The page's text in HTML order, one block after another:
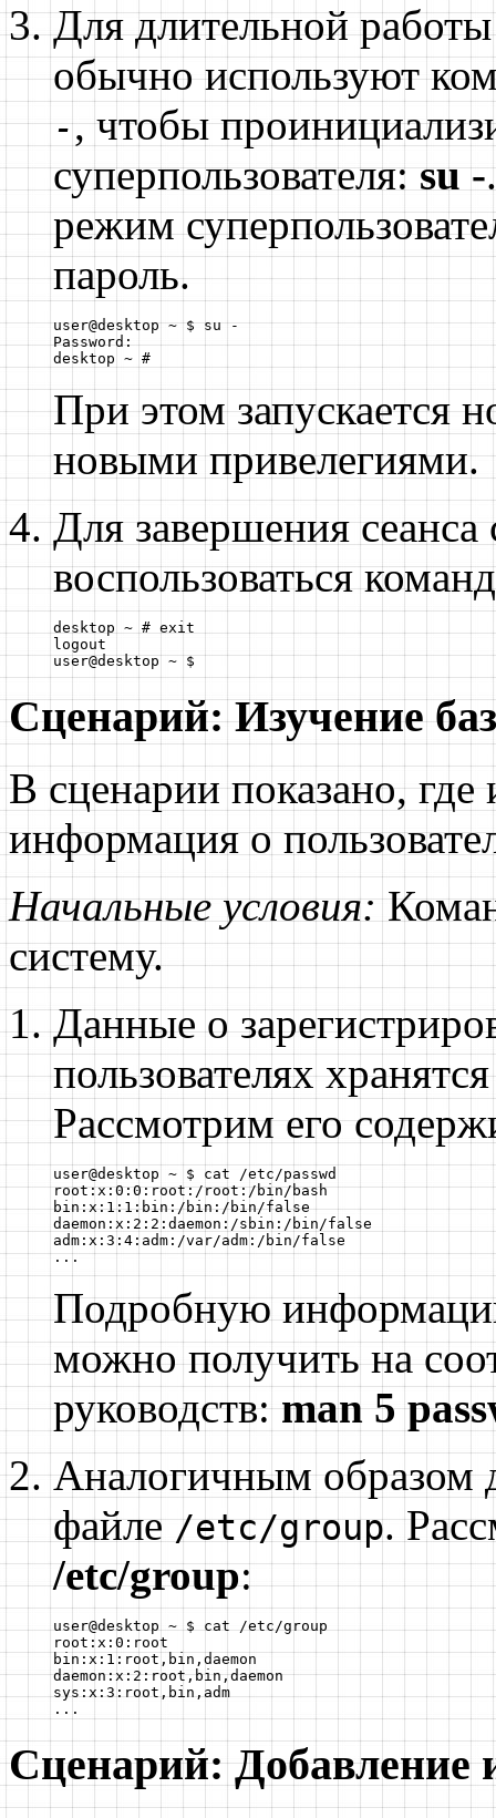
Для длительной
обычно используют
-, чтобы
суперпользователя:su -
режим
пароль.
user@desktop ~ $ su -
Password:
desktop ~ #
При этом запускается
новыми привелегиями.
Для завершения сеанса
воспользоваться
desktop ~ # exit
logout
user@desktop ~ $
Сценарий: Изучение
В сценарии показано,
информация о
Начальные условия:
систему.
Данные о
пользователях
Рассмотрим его
user@desktop ~ $ cat /etc/passwd
root:x:0:0:root:/root:/bin/bash
bin:x:1:1:bin:/bin:/bin/false
daemon:x:2:2:daemon:/sbin:/bin/false
adm:x:3:4:adm:/var/adm:/bin/false
...
Подробную
можно получить на
руководств:man 5
Аналогичным образом
файле/etc/group.
/etc/group:
user@desktop ~ $ cat /etc/group
root:x:0:root
bin:x:1:root,bin,daemon
daemon:x:2:root,bin,daemon
sys:x:3:root,bin,adm
...
Сценарий: Добавление